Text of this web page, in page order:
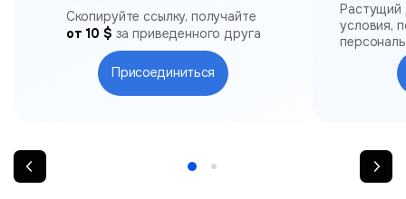
Скопируйте ссылку, получайте
от 10 $ за приведенного друга
Присоединиться
Растущий
условия,